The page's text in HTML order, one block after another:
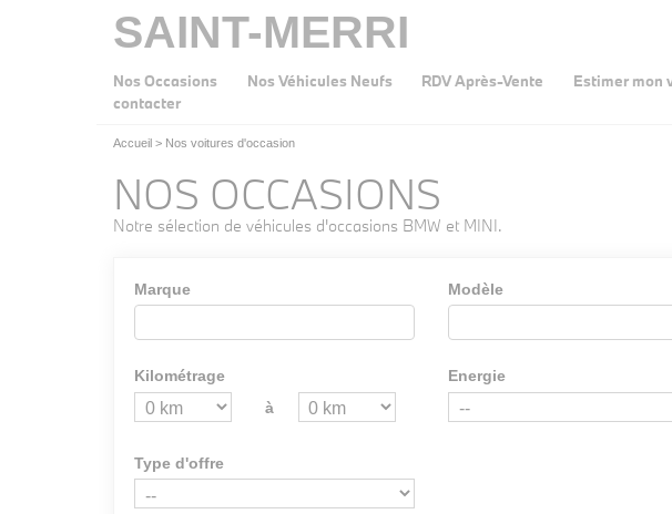
SAINT-MERRI
Nos Occasions Nos Véhicules Neufs RDV Après-Vente Estimer mon
contacter
Accueil > Nos voitures d'occasion
NOS OCCASIONS
Notre sélection de véhicules d'occasions BMW et MINI.
Marque Modèle
Kilométrage
à
Energie
Type d'offre